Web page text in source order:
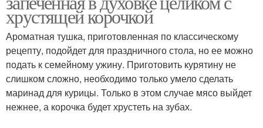
хрустящей корочкой
Ароматная тушка, приготовленная по классическому
рецепту, подойдет для праздничного стола, но ее можно
подать к семейному ужину. Приготовить курятину не
слишком сложно, необходимо только умело сделать
маринад для курицы. Только в этом случае мясо выйдет
нежнее, а корочка будет хрустеть на зубах.